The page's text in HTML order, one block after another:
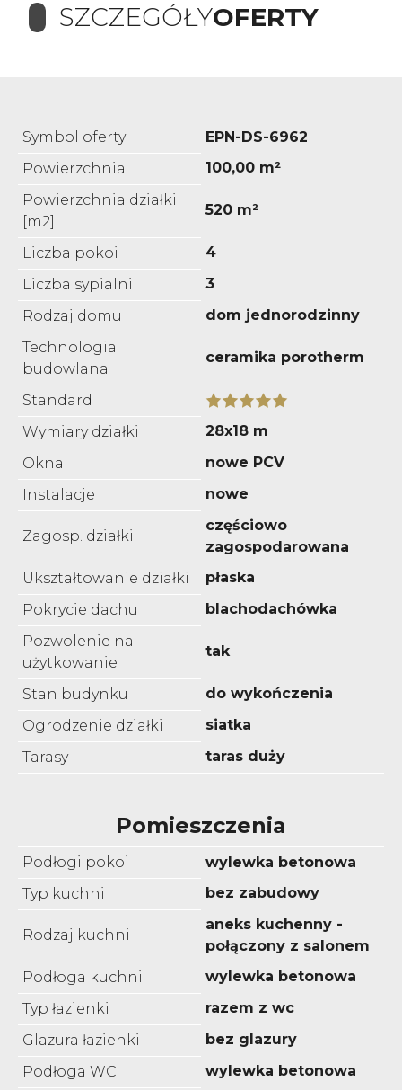
SZCZEGÓŁYOFERTY
Symbol oferty
EPN-DS-6962
Powierzchnia
100,00 m²
Powierzchnia działki
[m2]
520 m²
Liczba pokoi
4
Liczba sypialni
3
Rodzaj domu
dom jednorodzinny
Technologia
budowlana
ceramika porotherm
Standard
Wymiary działki
28x18 m
Okna
nowe PCV
Instalacje
nowe
Zagosp. działki
częściowo
zagospodarowana
Ukształtowanie działki
płaska
Pokrycie dachu
blachodachówka
Pozwolenie na
użytkowanie
tak
Stan budynku
do wykończenia
Ogrodzenie działki
siatka
Tarasy
taras duży
Pomieszczenia
Podłogi pokoi
wylewka betonowa
Typ kuchni
bez zabudowy
Rodzaj kuchni
aneks kuchenny -
połączony z salonem
Podłoga kuchni
wylewka betonowa
Typ łazienki
razem z wc
Glazura łazienki
bez glazury
Podłoga WC
wylewka betonowa